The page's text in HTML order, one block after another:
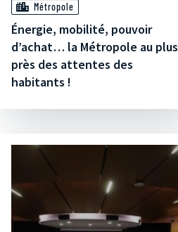
Métropole
Énergie, mobilité, pouvoir
d’achat… la Métropole au plus
près des attentes des
habitants !